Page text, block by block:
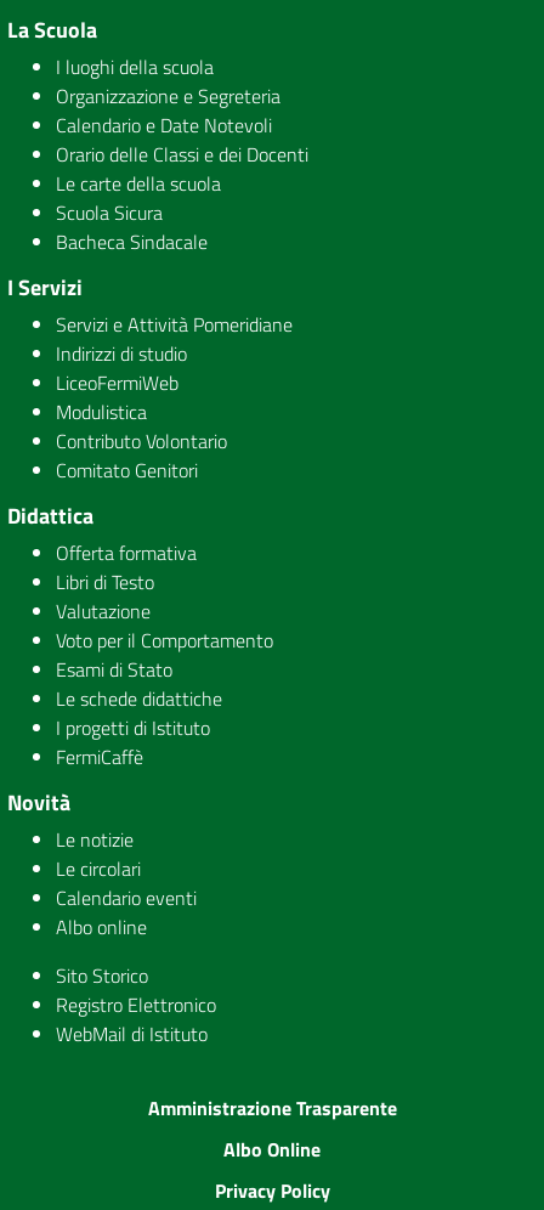
La Scuola
I luoghi della scuola
Organizzazione e Segreteria
Calendario e Date Notevoli
Orario delle Classi e dei Docenti
Le carte della scuola
Scuola Sicura
Bacheca Sindacale
I Servizi
Servizi e Attività Pomeridiane
Indirizzi di studio
LiceoFermiWeb
Modulistica
Contributo Volontario
Comitato Genitori
Didattica
Offerta formativa
Libri di Testo
Valutazione
Voto per il Comportamento
Esami di Stato
Le schede didattiche
I progetti di Istituto
FermiCaffè
Novità
Le notizie
Le circolari
Calendario eventi
Albo online
Sito Storico
Registro Elettronico
WebMail di Istituto
Amministrazione Trasparente
Albo Online
Privacy Policy